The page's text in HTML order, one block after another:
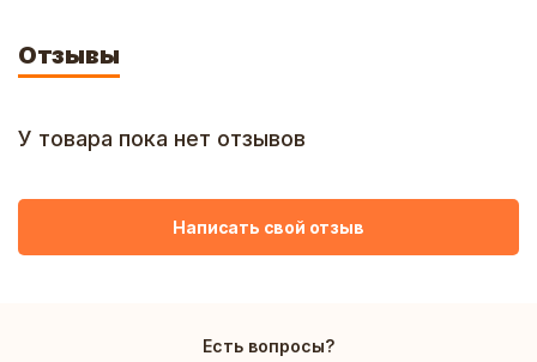
Отзывы
У товара пока нет отзывов
Написать свой отзыв
Есть вопросы?